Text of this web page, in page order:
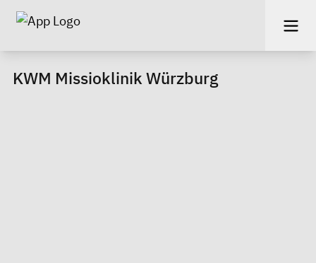
KWM Missioklinik Würzburg